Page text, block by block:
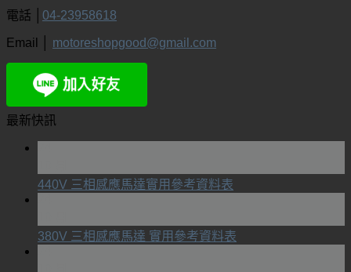
電話 │ 04-23958618
Email │ motoreshopgood@gmail.com
最新快訊
440V 三相感應馬達實用參考資料表
380V 三相感應馬達 實用參考資料表